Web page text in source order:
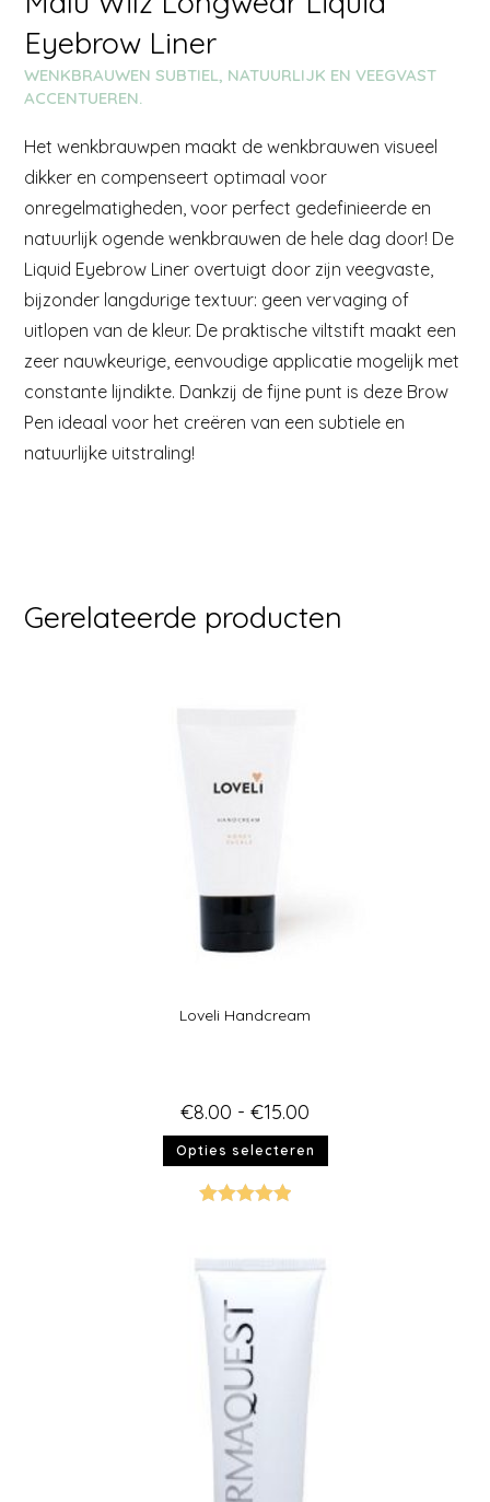
Eyebrow Liner
WENKBRAUWEN SUBTIEL, NATUURLIJK EN VEEGVAST
ACCENTUEREN.
Het wenkbrauwpen maakt de wenkbrauwen visueel
dikker en compenseert optimaal voor
onregelmatigheden, voor perfect gedefinieerde en
natuurlijk ogende wenkbrauwen de hele dag door! De
Liquid Eyebrow Liner overtuigt door zijn veegvaste,
bijzonder langdurige textuur: geen vervaging of
uitlopen van de kleur. De praktische viltstift maakt een
zeer nauwkeurige, eenvoudige applicatie mogelijk met
constante lijndikte. Dankzij de fijne punt is deze Brow
Pen ideaal voor het creëren van een subtiele en
natuurlijke uitstraling!
Gerelateerde producten
Loveli Handcream
€8.00 - €15.00
Opties selecteren